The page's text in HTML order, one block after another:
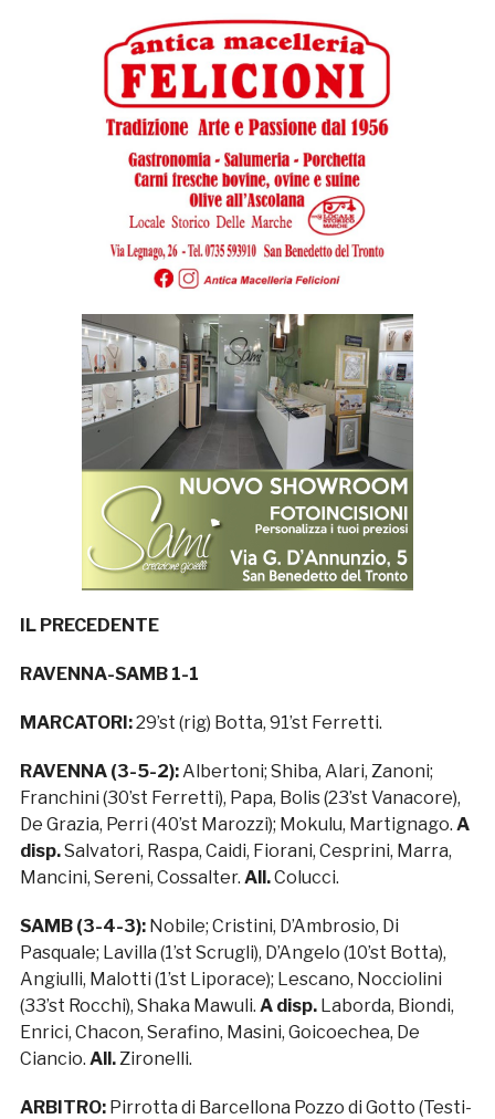
IL PRECEDENTE
RAVENNA-SAMB 1-1
MARCATORI:29’st (rig) Botta, 91’st Ferretti.
RAVENNA (3-5-2):Albertoni; Shiba, Alari, Zanoni;
Franchini (30’st Ferretti), Papa, Bolis (23’st Vanacore),
De Grazia, Perri (40’st Marozzi); Mokulu, Martignago. A
disp.Salvatori, Raspa, Caidi, Fiorani, Cesprini, Marra,
Mancini, Sereni, Cossalter. All.Colucci.
SAMB (3-4-3):Nobile; Cristini, D’Ambrosio, Di
Pasquale; Lavilla (1’st Scrugli), D’Angelo (10’st Botta),
Angiulli, Malotti (1’st Liporace); Lescano, Nocciolini
(33’st Rocchi), Shaka Mawuli. A disp.Laborda, Biondi,
Enrici, Chacon, Serafino, Masini, Goicoechea, De
Ciancio. All.Zironelli.
ARBITRO:Pirrotta di Barcellona Pozzo di Gotto (Testi-